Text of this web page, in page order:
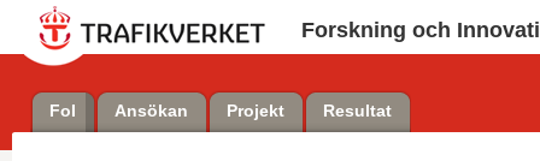
Forskning och
FoI Ansökan Projekt Resultat